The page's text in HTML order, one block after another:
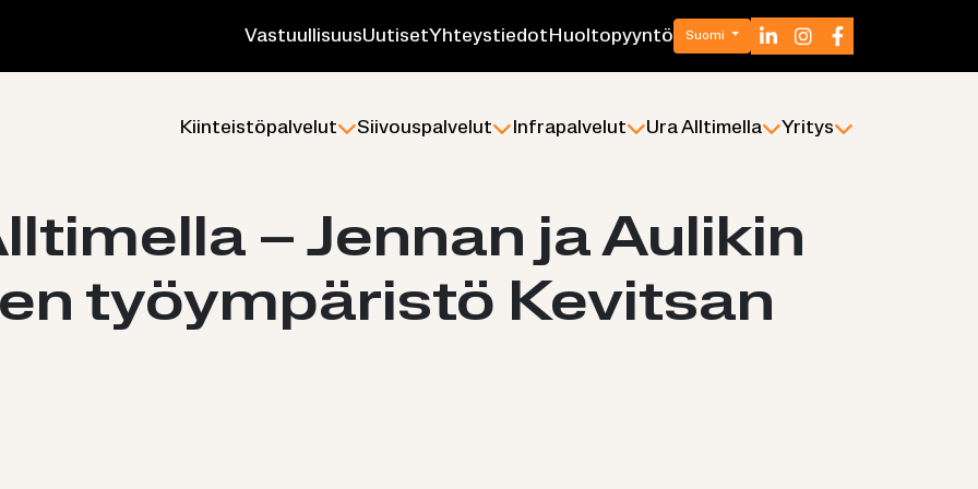
Vas­tuul­li­suusUu­ti­setYh­teys­tie­dot Huol­to­pyyn­tö Suomi
Kiin­teis­tö­pal­ve­lut Sii­vous­pal­ve­lut In­fra­pal­ve­lut Ura All­ti­mel­la Yri­tys
– Jen­nan ja Au­li­kin
työym­pä­ris­tö Ke­vit­san